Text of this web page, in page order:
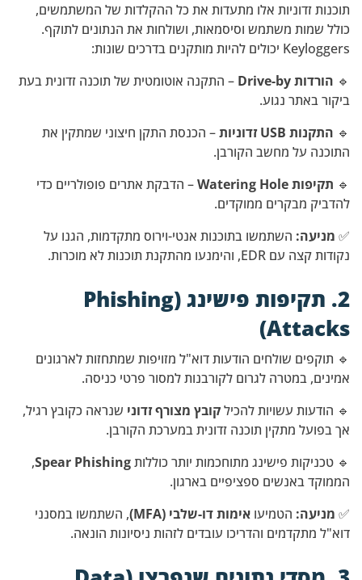
תוכנות זדוניות אלו מתעדות את כל ההקלדות של המשתמשים,
כולל שמות משתמש וסיסמאות, ושולחות את הנתונים לתוקף.
Keyloggers יכולים להיות מותקנים בדרכים שונות:
🔹 הורדות Drive-by
– התקנה אוטומטית של תוכנה זדונית בעת
ביקור באתר נגוע.
🔹 התקנות USB זדוניות
– הכנסת התקן חיצוני שמתקין את
התוכנה על מחשב הקורבן.
🔹 תקיפות Watering Hole
– הדבקת אתרים פופולריים כדי
להדביק מבקרים ממוקדים.
✅ מניעה: השתמשו בתוכנות אנטי-וירוס מתקדמות, הגנו על
נקודות קצה עם EDR, והימנעו מהתקנת תוכנות לא מוכרות.
2. תקיפות פישינג (Phishing
Attacks)
🔹 תוקפים שולחים הודעות דוא"ל מזויפות שמתחזות לארגונים
אמינים, במטרה לגרום לקורבנות למסור פרטי כניסה.
🔹 הודעות עשויות להכילקובץ מצורף זדוני שנראה כקובץ רגיל,
אך בפועל מתקין תוכנה זדונית במערכת הקורבן.
🔹 טכניקות פישינג מתוחכמות יותר כוללותSpear Phishing
,
הממוקד באנשים ספציפיים בארגון.
✅ מניעה: הטמיעו אימות דו-שלבי (MFA)
, השתמשו במסנני
דוא"ל מתקדמים והדריכו עובדים לזהות ניסיונות הונאה.